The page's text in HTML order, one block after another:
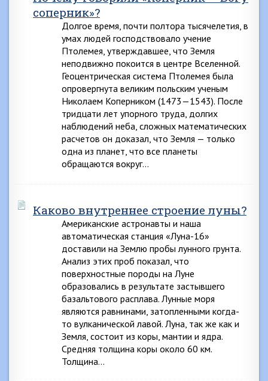
соперник»?
Долгое время, почти полтора тысячелетия, в
умах людей господствовало учение
Птолемея, утверждавшее, что Земля
неподвижно покоится в центре Вселенной.
Геоцентрическая система Птолемея была
опровергнута великим польским ученым
Николаем Коперником (1473—1543). После
тридцати лет упорного труда, долгих
наблюдений неба, сложных математических
расчетов он доказал, что Земля — только
одна из планет, что все планеты
обращаются вокруг…
Каково внутреннее строение луны?
Американские астронавты и наша
автоматическая станция «Луна-16»
доставили на Землю пробы лунного грунта.
Анализ этих проб показал, что
поверхностные породы на Луне
образовались в результате застывшего
базальтового расплава. Лунные моря
являются равнинами, затопленными когда-
то вулканической лавой. Луна, так же как и
Земля, состоит из коры, мантии и ядра.
Средняя толщина коры около 60 км.
Толщина…